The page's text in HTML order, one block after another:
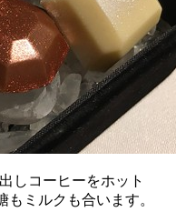
しコーヒーをホット
ミルクも合います。